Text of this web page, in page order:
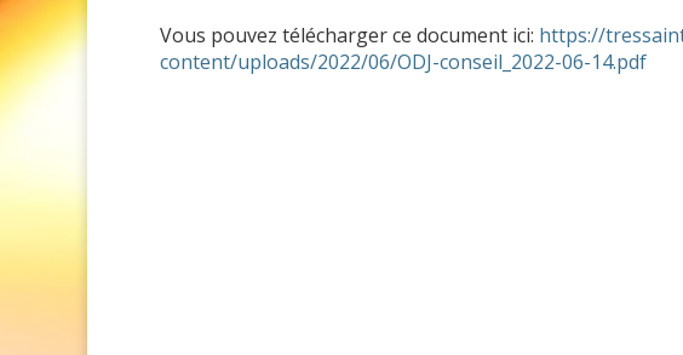
Vous pouvez télécharger ce document ici: https://
content/uploads/2022/06/ODJ-conseil_2022-06-14.pdf